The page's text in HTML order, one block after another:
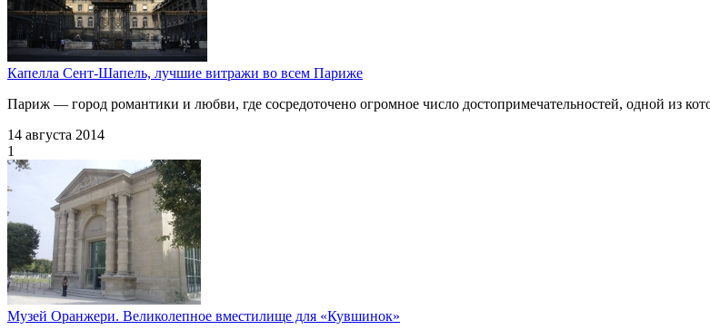
Капелла Сент-Шапель, лучшие витражи во всем Париже
Париж — город романтики и любви, где сосредоточено огромное число достопримечательностей, одной из
14 августа 2014
1
Музей Оранжери. Великолепное вместилище для «Кувшинок»